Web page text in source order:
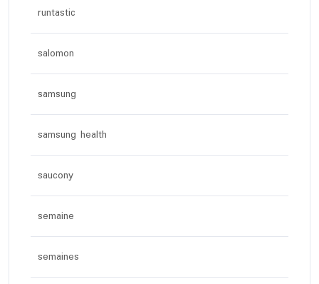
runtastic
salomon
samsung
samsung health
saucony
semaine
semaines